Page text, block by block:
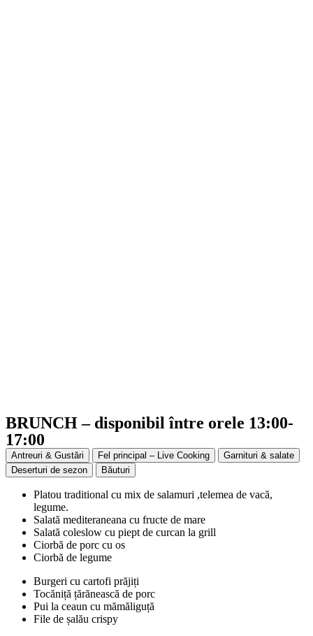
BRUNCH – disponibil între orele 13:00-
17:00
Antreuri & Gustări Fel principal – Live Cooking
Garnituri & salate
Deserturi de sezon
Băuturi
Platou traditional cu mix de salamuri ,telemea de vacă,
legume.
Salată mediteraneana cu fructe de mare
Salată coleslow cu piept de curcan la grill
Ciorbă de porc cu os
Ciorbă de legume
Burgeri cu cartofi prăjiți
Tocăniță țărănească de porc
Pui la ceaun cu mămăliguță
File de șalău crispy